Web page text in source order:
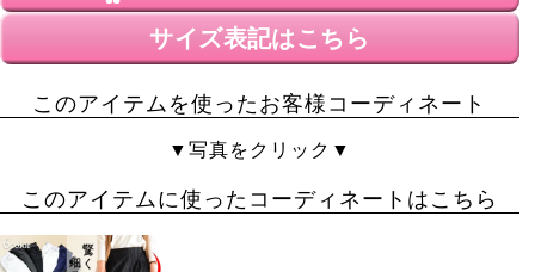
ボートネック好きとしては本当に嬉しいタンクトップ
で、色違いで購入しました。普通のと違って透けない
ャツを好んで着ているので、このインナーをたくさん着
ぎずいい感じです。
サイズ表記はこちら
このアイテムを使ったお客様コーディネート
▼写真をクリック▼
このアイテムに使ったコーディネートはこちら